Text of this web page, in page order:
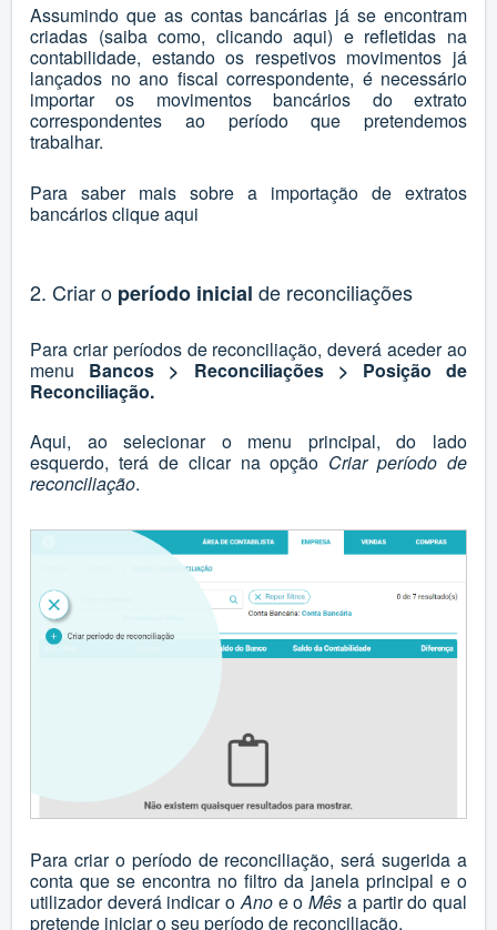
Assumindo que as contas bancárias já se encontram
criadas (saiba como, clicandoaqui) e refletidas na
contabilidade, estando os respetivos movimentos já
lançados no ano fiscal correspondente, é necessário
importar os movimentos bancários do extrato
correspondentes ao período que pretendemos
trabalhar.
Para saber mais sobre a importação de extratos
bancários cliqueaqui
2. Criar o período inicial de reconciliações
Para criar períodos de reconciliação, deverá aceder ao
menu Bancos > Reconciliações > Posição de
Reconciliação.
Aqui, ao selecionar o menu principal, do lado
esquerdo, terá de clicar na opção Criar período de
reconciliação.
Para criar o período de reconciliação, será sugerida a
conta que se encontra no filtro da janela principal e o
utilizador deverá indicar oAno e oMês a partir do qual
pretende iniciar o seu período de reconciliação.